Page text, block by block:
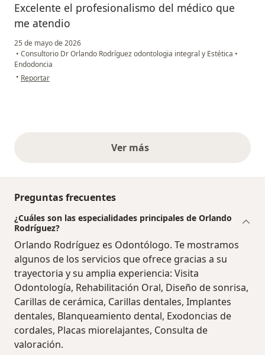
Excelente el profesionalismo del médico que
me atendio
25 de mayo de 2026
• Consultorio Dr Orlando Rodríguez odontologia integral y Estética •
Endodoncia
• en opinión del usuario Ma Claudia Pereira
Reportar
Ver másopiniones anteriores
Preguntas frecuentes
¿Cuáles son las especialidades principales de Orlando
Rodríguez?
Orlando Rodríguez es Odontólogo. Te mostramos
algunos de los servicios que ofrece gracias a su
trayectoria y su amplia experiencia: Visita
Odontología, Rehabilitación Oral, Diseño de sonrisa,
Carillas de cerámica, Carillas dentales, Implantes
dentales, Blanqueamiento dental, Exodoncias de
cordales, Placas miorelajantes, Consulta de
valoración.